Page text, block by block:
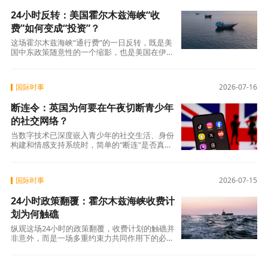
24小时反转：美国霍尔木兹海峡“收
费”如何变成“投资”？
这场霍尔木兹海峡“通行费”的一日反转，既是美
国中东政策随意性的一个缩影，也是美国在伊朗
2026-07-16
国际时事
断连令：英国为何要在午夜切断青少年
的社交网络？
当数字技术已深度嵌入青少年的社交生活、身份
构建和情感支持系统时，简单的"断连"是否真的
2026-07-15
国际时事
24小时政策翻覆：霍尔木兹海峡收费计
划为何触礁
纵观这场24小时的政策翻覆，收费计划的触礁并
非意外，而是一场多重约束力共同作用下的必然